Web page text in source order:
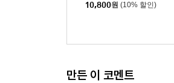
10,800원 (10% 할인)
만든 이 코멘트